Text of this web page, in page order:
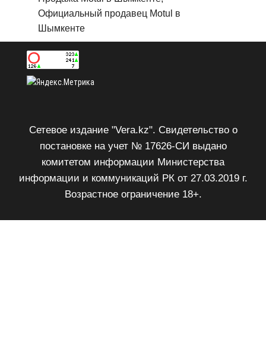
Официальный продавец Motul в
Шымкенте
Сетевое издание "Vera.kz". Свидетельство о
постановке на учет № 17626-СИ выдано
комитетом информации Министерства
информации и коммуникаций РК от 27.03.2019 г.
Возрастное ограничение 18+.